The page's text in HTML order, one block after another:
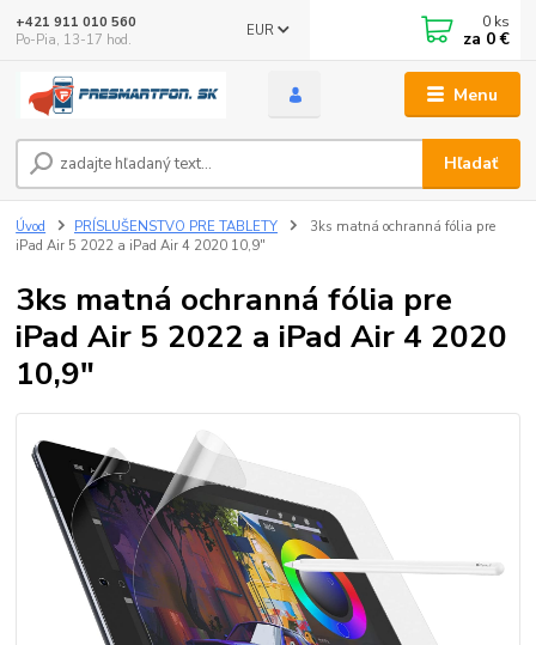
Menu
EUR
Hľadať
+421 911 010 560
Po-Pia, 13-17 hod.
0 ks
za 0 €
Úvod PRÍSLUŠENSTVO PRE TABLETY
3ks matná ochranná fólia pre
iPad Air 5 2022 a iPad Air 4 2020 10,9"
3ks matná ochranná fólia pre
iPad Air 5 2022 a iPad Air 4 2020
10,9"